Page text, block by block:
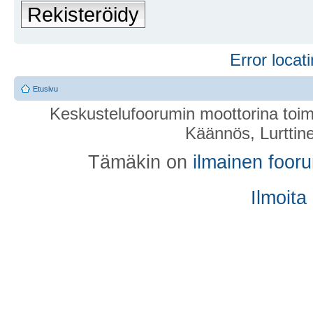
Rekisteröidy
Error
Etusivu
Keskustelufoorumin moottorina
Käännös,
Tämäkin on ilmainen